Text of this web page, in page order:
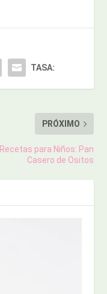
TASA:
PRÓXIMO
Recetas para Niños: Pan
Casero de Ositos